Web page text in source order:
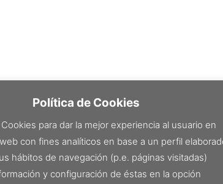
Política de Cookies
para dar la mejor experiencia al usuario en
con fines analíticos en base a un perfil
hábitos de navegación (p.e. páginas visitadas)
y configuración de éstas en la opción